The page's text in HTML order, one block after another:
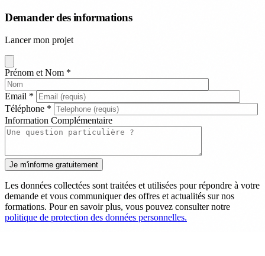
Demander des informations
Lancer mon projet
Prénom et Nom *
Email *
Téléphone *
Information Complémentaire
Les données collectées sont traitées et utilisées pour répondre à votre
demande et vous communiquer des offres et actualités sur nos
formations. Pour en savoir plus, vous pouvez consulter notre
politique de protection des données personnelles.